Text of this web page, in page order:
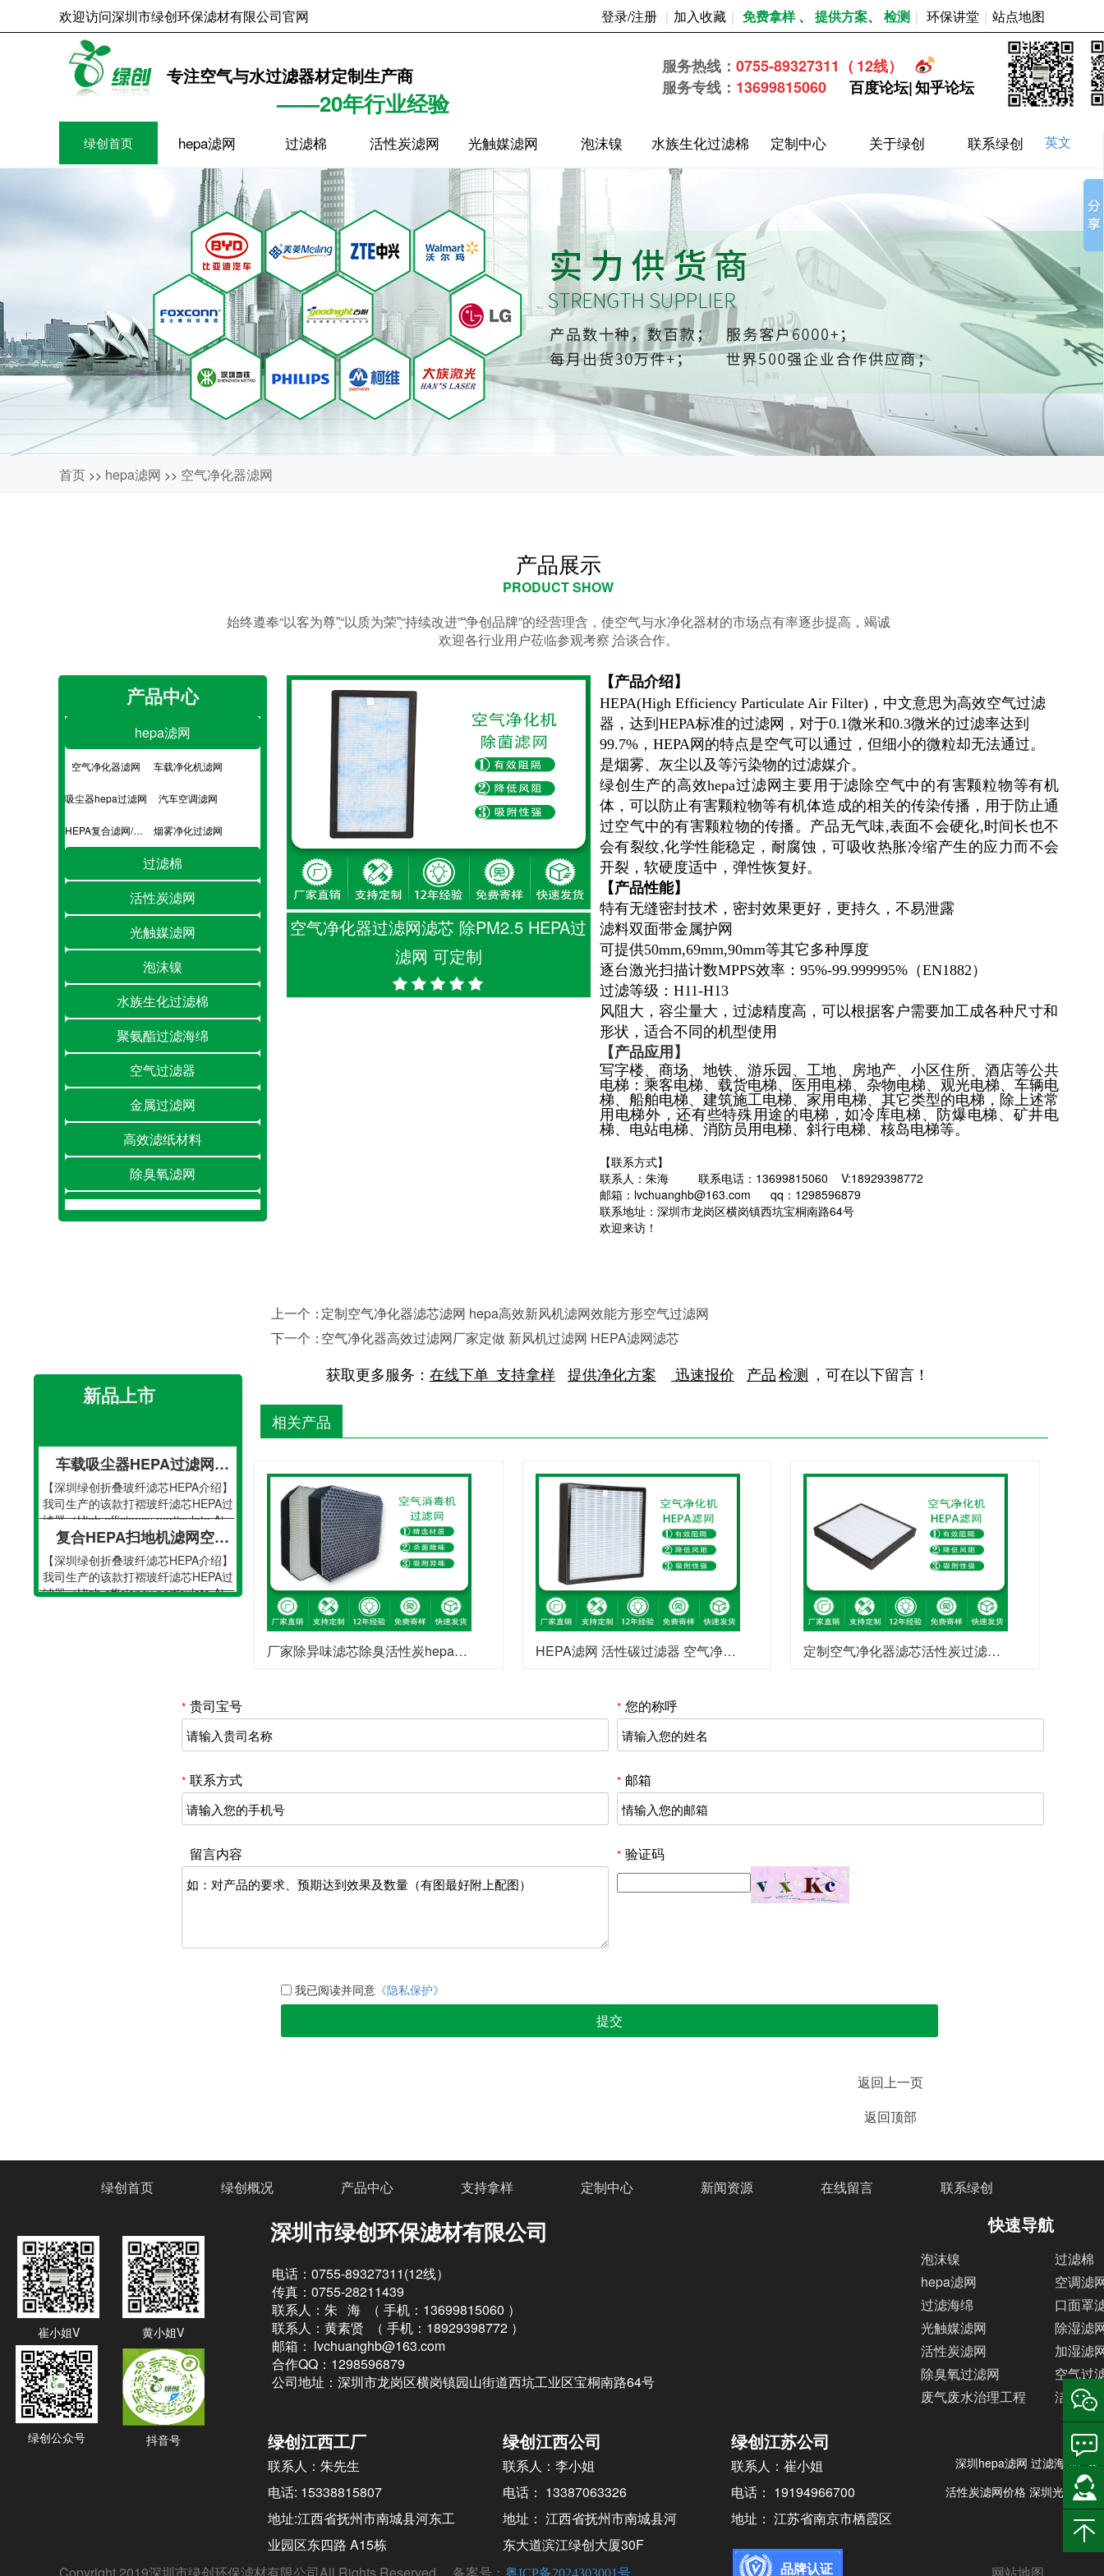
2026年8月8日
欢迎访问深圳市绿创环保滤材有限公司官网 登录/注册 ｜ 加入收藏 ｜ 免费拿样、 提供方案、 检测 ｜ 环保讲堂 ｜ 站点地图
绿创首页 hepa滤网 过滤棉 活性炭滤网 光触媒滤网 泡沫镍 水族生化过滤棉 定制中心 关于绿创 联系绿创
专注空气与水过滤器材定制生产商
——20年行业经验
服务热线： 0755-89327311 （ 12线）
服务专线： 13699815060 百度论坛|知乎论坛
英文
首页 >> hepa滤网 >> 空气净化器滤网
产品展示
PRODUCT SHOW
始终遵奉“以客为尊”̖“以质为荣”̖“持续改进”“̖争创品牌”的经营理含，使空气与水净化器材的市场点有率逐步提高，竭诚
欢迎各行业用户莅临参观考察 ̖̖̖̖̖洽谈合作。
空气净化器过滤网滤芯 除PM2.5 HEPA过
滤网 可定制
【产品介绍】
HEPA(High Efficiency Particulate Air Filter)，中文意思为高效空气过滤
器 ，达到 HEPA标准的过滤网，对于0.1微米和0.3微米的过滤率达到
99.7%，HEPA网的特点是空气可以通过，但细小的微粒却无法通过。
是烟雾、灰尘以及等污染物的过滤媒介。
绿创生产的高效hepa过滤网 主要用于滤除空气中的有害颗粒物等有机
体，可以防止有害颗粒物等有机体造成的相关的传染传播，用于防止通
过空气中的有害颗粒物的传播。产品无气味,表面不会硬化,时间长也不
会有裂纹,化学性能稳定，耐腐蚀，可吸收热胀冷缩产生的应力而不会
开裂，软硬度适中，弹性恢复好。
【产品性能】
特有无缝密封技术，密封效果更好，更持久，不易泄露
滤料双面带金属护网
可提供50mm,69mm,90mm等其它多种厚度
逐台激光扫描计数MPPS效率：95%-99.999995%（EN1882）
过滤等级：H11-H13
风阻大，容尘量大，过滤精度高，可以根据客户需要加工成各种尺寸和
形状，适合不同的机型使用
【产品应用 】
写字楼、商场、地铁、游乐园、工地、房地产、小区住所、酒店等公共
电梯：乘客电梯、载货电梯、医用电梯、杂物电梯、观光电梯、车辆电
梯、船舶电梯、建筑施工电梯、家用电梯、其它类型的电梯，除上述常
用电梯外，还有些特殊用途的电梯，如冷库电梯、防爆电梯、矿井电
梯、电站电梯、消防员用电梯、斜行电梯、核岛电梯等。
【联系方式】
联系人：朱海 联系电话：13699815060 V:18929398772
邮箱：lvchuanghb@163.com qq：1298596879
联系地址：深圳市龙岗区横岗镇西坑宝桐南路64号
欢迎来访！
产品中心
hepa滤网
空气净化器滤网 车载净化机滤网
吸尘器hepa过滤网 汽车空调滤网
HEPA复合滤网/hepa滤芯 烟雾净化过滤网
过滤棉
活性炭滤网
光触媒滤网
泡沫镍
水族生化过滤棉
聚氨酯过滤海绵
空气过滤器
金属过滤网
高效滤纸材料
除臭氧滤网
除湿/加湿滤网
相关产品
厂家除异味滤芯除臭活性炭hepa复合滤网消毒机空气净化过滤网 HEPA滤网 活性碳过滤器 空气净化器滤网定制 车载空气净化器滤网 定制空气净化器滤芯活性炭过滤网吸尘器滤网负离子HEPA高效过滤器
定制空气净化器滤芯滤网 hepa高效新风机滤网效能方形空气过滤网
上一个：
空气净化器高效过滤网厂家定做 新风机过滤网 HEPA滤网滤芯
下一个：
新品上市
获取更多服务： 在线下单 支持拿样 提供净化方案 迅速报价 产品检测 ， 可在以下留言！
贵司宝号
* 您的称呼
*
联系方式
* 邮箱
*
留言内容 验证码
*
我已阅读并同意 《隐私保护》
提交
滤器（High efficiency particulate Ai···
吸尘器滤网 锥形滤网 hepa滤芯加工 空气滤芯
滤器（High efficiency particulate Ai···
车载吸尘器HEPA过滤网不锈钢吸尘器海帕过滤网 空气净化器过滤网
【深圳绿创折叠玻纤滤芯HEPA介绍】
我司生产的该款打褶玻纤滤芯HEPA过
滤器（High efficiency particulate Ai···
复合HEPA扫地机滤网空气净化车载活性炭滤芯滤网
【深圳绿创折叠玻纤滤芯HEPA介绍】
我司生产的该款打褶玻纤滤芯HEPA过
滤器（High efficiency particulate Ai···
【深圳绿创折叠玻纤滤芯HEPA介绍】
我司生产的该款打褶玻纤滤芯HEPA过
滤器（High efficiency particulate Ai···
复合HEPA扫地机滤网空气净化车载活性炭滤芯滤网
【深圳绿创折叠玻纤滤芯HEPA介绍】
我司生产的该款打褶玻纤滤芯HEPA过
滤器（High efficiency particulate Ai···
返回顶部
返回上一页
品牌认证
崔小姐V
绿创公众号
深圳市绿创环保滤材有限公司
电话：0755-89327311(12线）
传真：0755-28211439
联系人：朱 海 （ 手机：13699815060 ）
联系人：黄素贤 （ 手机：18929398772 ）
邮箱： lvchuanghb@163.com
合作QQ：1298596879
公司地址：深圳市龙岗区横岗镇园山街道西坑工业区宝桐南路64号
泡沫镍
hepa滤网
过滤海绵
光触媒滤网
活性炭滤网
除臭氧过滤网
废气废水治理工程
绿创首页 绿创概况 产品中心 支持拿样 定制中心 新闻资源 在线留言 联系绿创
过滤棉
空调滤
口面罩
除湿滤
加湿滤
空气过
洁净室
快速导航
黄小姐V
绿创江西工厂
联系人：朱先生
电话: 15338815807
地址:江西省抚州市南城县河东工
业园区东四路 A15栋
绿创江西公司
联系人：李小姐
电话： 13387063326
地址： 江西省抚州市南城县河
东大道滨江绿创大厦30F
绿创江苏公司
联系人：崔小姐
电话： 19194966700
地址： 江苏省南京市栖霞区
深圳hepa滤网 过滤海绵厂家
活性炭滤网价格 深圳光触媒滤
抖音号
粤ICP备2024303001号